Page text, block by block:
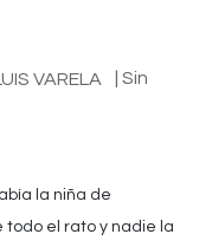
VARELA
| Sin
la niña de
todo el rato y nadie la